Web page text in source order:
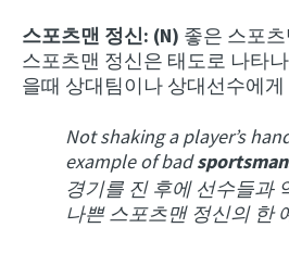
스포츠맨 정신: (N) 좋은 스포
스포츠맨 정신은 태도로 나타
을때 상대팀이나 상대선수에
Not shaking a player’s
example of bad
경기를 진 후에 선수들과
나쁜 스포츠맨 정신의 한